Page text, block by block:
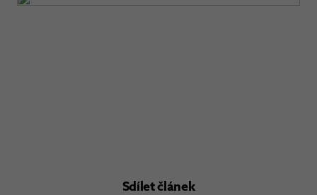
Sdílet článek